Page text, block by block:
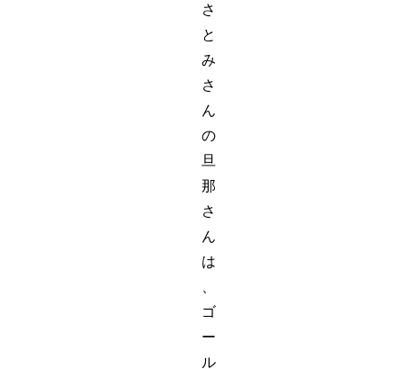
さ
と
み
さ
ん
の
旦
那
さ
ん
は
ゴ
ー
ル